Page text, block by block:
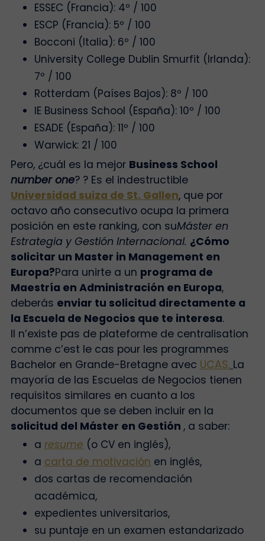
ESSEC (Francia): 4º / 100
ESCP (Francia): 5º / 100
Bocconi (Italia): 6º / 100
University College Dublin Smurfit (Irlanda):
7º / 100
Rotterdam (Países Bajos): 8º / 100
IE Business School (España): 10º / 100
ESADE (España): 11º / 100
Warwick: 21 / 100
Pero, ¿cuál es la mejor Business School
number one?? Es el indestructible
Universidad suiza de St. Gallen,que por
octavo año consecutivo ocupa la primera
posición en este ranking, con suMáster en
Estrategia y Gestión Internacional. ¿Cómo
solicitar un Master in Management en
Europa?Para unirte a un programa de
Maestría en Administración en Europa,
deberás enviar tu solicitud directamente a
la Escuela de Negocios que te interesa.
Il n’existe pas de plateforme de centralisation
comme c’est le cas pour les programmes
Bachelor en Grande-Bretagne avec UCAS. La
mayoría de las Escuelas de Negocios tienen
requisitos similares en cuanto a los
documentos que se deben incluir en la
solicitud del Máster en Gestión , a saber:
a resume (o CV en inglés),
a carta de motivación en inglés,
dos cartas de recomendación
académica,
expedientes universitarios,
su puntaje en un examen estandarizado